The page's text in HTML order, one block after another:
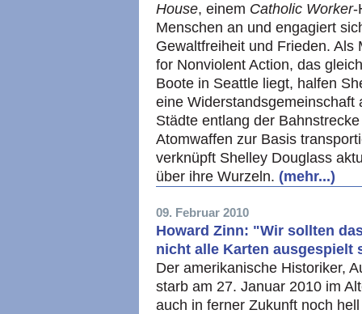
House, einem Catholic Worker-
Menschen an und engagiert
Gewaltfreiheit und Frieden.
for Nonviolent Action, das
Boote in Seattle liegt, halfen
eine
Städte entlang der
Atomwaffen zur Basis
verknüpft Shelley Douglass
über ihre Wurzeln. (mehr...)
09. Februar 2010
Howard Zinn: "Wir sollten
nicht alle Karten ausgespielt
Der amerikanische Historiker,
starb am 27. Januar 2010 im
auch in ferner Zukunft noch